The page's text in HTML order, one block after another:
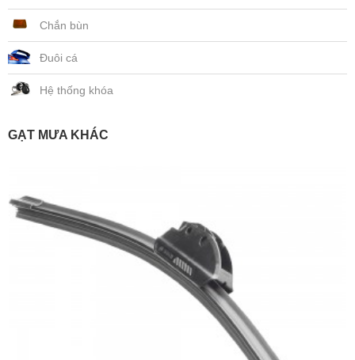
Chắn bùn
Đuôi cá
Hệ thống khóa
GẠT MƯA KHÁC